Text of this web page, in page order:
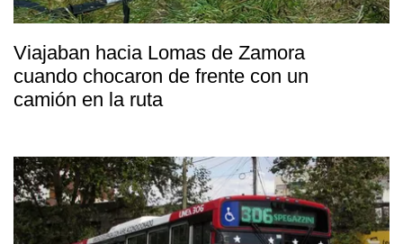
Viajaban hacia Lomas de Zamora
cuando chocaron de frente con un
camión en la ruta